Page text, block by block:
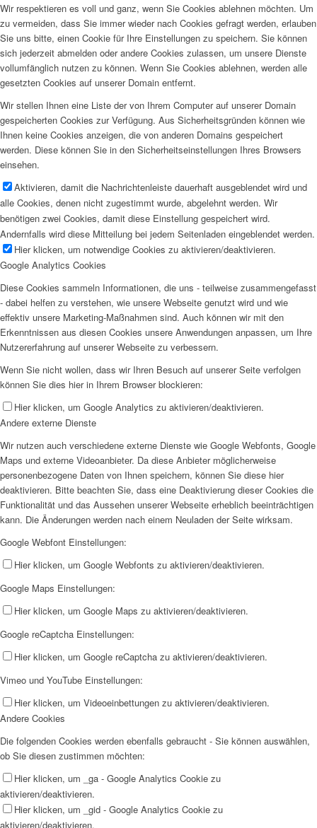
Wir respektieren es voll und ganz, wenn Sie Cookies ablehnen möchten. Um
zu vermeiden, dass Sie immer wieder nach Cookies gefragt werden, erlauben
Sie uns bitte, einen Cookie für Ihre Einstellungen zu speichern. Sie können
sich jederzeit abmelden oder andere Cookies zulassen, um unsere Dienste
vollumfänglich nutzen zu können. Wenn Sie Cookies ablehnen, werden alle
gesetzten Cookies auf unserer Domain entfernt.
Wir stellen Ihnen eine Liste der von Ihrem Computer auf unserer Domain
gespeicherten Cookies zur Verfügung. Aus Sicherheitsgründen können wie
Ihnen keine Cookies anzeigen, die von anderen Domains gespeichert
werden. Diese können Sie in den Sicherheitseinstellungen Ihres Browsers
einsehen.
Aktivieren, damit die Nachrichtenleiste dauerhaft ausgeblendet wird und
alle Cookies, denen nicht zugestimmt wurde, abgelehnt werden. Wir
benötigen zwei Cookies, damit diese Einstellung gespeichert wird.
Andernfalls wird diese Mitteilung bei jedem Seitenladen eingeblendet werden.
Hier klicken, um notwendige Cookies zu aktivieren/deaktivieren.
Google Analytics Cookies
Diese Cookies sammeln Informationen, die uns - teilweise zusammengefasst
- dabei helfen zu verstehen, wie unsere Webseite genutzt wird und wie
effektiv unsere Marketing-Maßnahmen sind. Auch können wir mit den
Erkenntnissen aus diesen Cookies unsere Anwendungen anpassen, um Ihre
Nutzererfahrung auf unserer Webseite zu verbessern.
Wenn Sie nicht wollen, dass wir Ihren Besuch auf unserer Seite verfolgen
können Sie dies hier in Ihrem Browser blockieren:
Hier klicken, um Google Analytics zu aktivieren/deaktivieren.
Andere externe Dienste
Wir nutzen auch verschiedene externe Dienste wie Google Webfonts, Google
Maps und externe Videoanbieter. Da diese Anbieter möglicherweise
personenbezogene Daten von Ihnen speichern, können Sie diese hier
deaktivieren. Bitte beachten Sie, dass eine Deaktivierung dieser Cookies die
Funktionalität und das Aussehen unserer Webseite erheblich beeinträchtigen
kann. Die Änderungen werden nach einem Neuladen der Seite wirksam.
Google Webfont Einstellungen:
Hier klicken, um Google Webfonts zu aktivieren/deaktivieren.
Google Maps Einstellungen:
Hier klicken, um Google Maps zu aktivieren/deaktivieren.
Google reCaptcha Einstellungen:
Hier klicken, um Google reCaptcha zu aktivieren/deaktivieren.
Vimeo und YouTube Einstellungen:
Hier klicken, um Videoeinbettungen zu aktivieren/deaktivieren.
Andere Cookies
Die folgenden Cookies werden ebenfalls gebraucht - Sie können auswählen,
ob Sie diesen zustimmen möchten:
Hier klicken, um _ga - Google Analytics Cookie zu
aktivieren/deaktivieren.
Hier klicken, um _gid - Google Analytics Cookie zu
aktivieren/deaktivieren.